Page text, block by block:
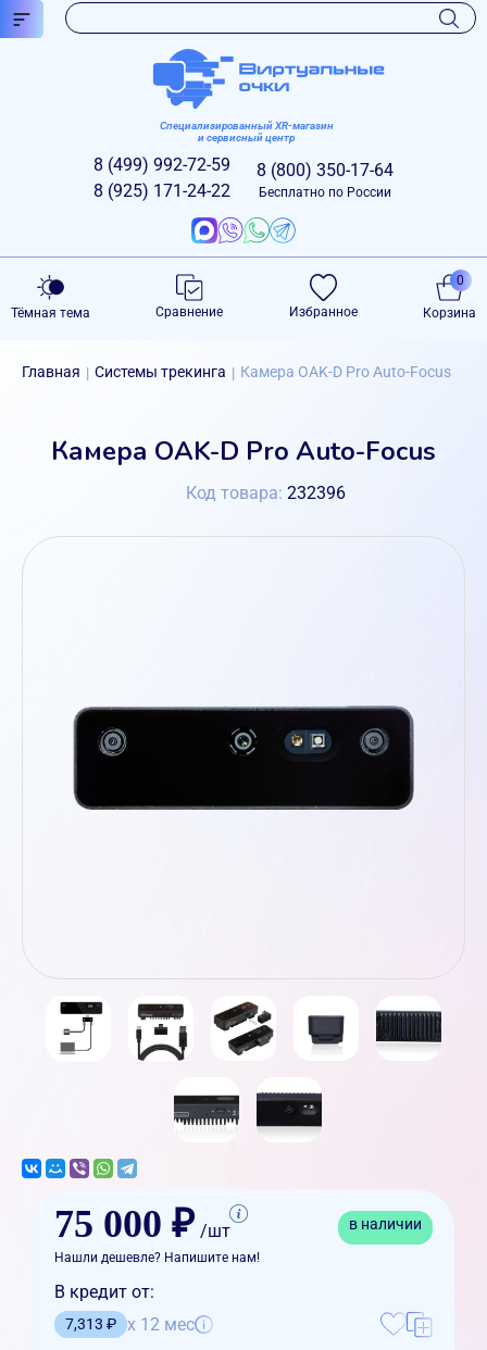
Специализированный XR-магазин
и сервисный центр
8 (499) 992-72-59
8 (925) 171-24-22
8 (800) 350-17-64
Бесплатно по России
Тёмная тема Сравнение Избранное Корзина
0
Главная | Системы трекинга | Камера OAK-D Pro Auto-Focus
Камера OAK-D Pro Auto-Focus
Код товара: 232396
75 000 ₽ /шт в наличии
Нашли дешевле? Напишите нам!
В кредит от:
7,313 ₽ x 12 мес